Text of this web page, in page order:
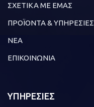
ΣΧΕΤΙΚΑ ΜΕ ΕΜΑΣ
ΠΡΟΪΟΝΤΑ & ΥΠΗΡΕΣΙΕΣ
ΝΕΑ
ΕΠΙΚΟΙΝΩΝΙΑ
ΥΠΗΡΕΣΙΕΣ